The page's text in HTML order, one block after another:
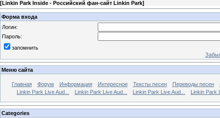
[Linkin Park Inside - Российский фан-сайт Linkin Park]
Форма входа
Логин:
Пароль:
запомнить
Меню сайта
Главная Форум Информация Интересное Тексты песен Переводы песен
Linkin Park Live Aud...
Linkin Park Live Aud... Linkin Park Live Aud... Linkin Park
Categories